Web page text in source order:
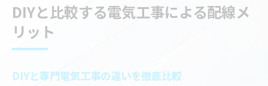
DIYと比較する電気工事による配線メ
リット
DIYと専門電気工事の違いを徹底比較